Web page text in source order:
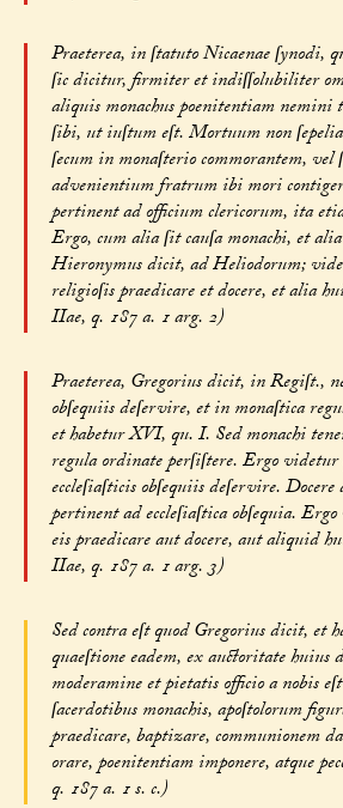
Praeterea, in ſtatuto Nicaenae
ſic dicitur, firmiter et indiſſolubiliter
aliquis monachus poenitentiam
ſibi, ut iuſtum eſt. Mortuum non
ſecum in monaſterio commorantem,
advenientium fratrum ibi mori
pertinent ad officium clericorum, ita
Ergo, cum alia ſit cauſa monachi, et
Hieronymus dicit, ad Heliodorum;
religioſis praedicare et docere, et alia
IIae, q. 187 a. 1 arg. 2)
Praeterea, Gregorius dicit, in Regiſt.,
obſequiis deſervire, et in monaſtica
et habetur XVI, qu. I. Sed monachi
regula ordinate perſiſtere. Ergo videtur
eccleſiaſticis obſequiis deſervire.
pertinent ad eccleſiaſtica obſequia.
eis praedicare aut docere, aut aliquid
IIae, q. 187 a. 1 arg. 3)
Sed contra eſt quod Gregorius dicit, et
quaeſtione eadem, ex auctoritate huius
moderamine et pietatis officio a nobis
ſacerdotibus monachis, apoſtolorum
praedicare, baptizare, communionem
orare, poenitentiam imponere, atque
q. 187 a. 1 s. c.)